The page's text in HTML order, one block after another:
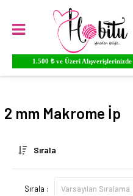
Ürünlere YORUM Yapın
Anasayfa EL ÖRGÜ İPLİKLERİ
2 mm Makrome İp
Sırala
Sırala :